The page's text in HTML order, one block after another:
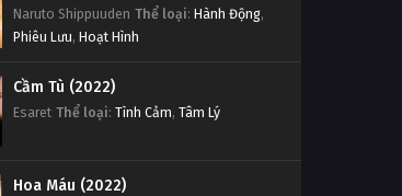
Naruto Shippuuden Thể loại: Hành Động,
Phiêu Lưu, Hoạt Hình
Cầm Tù (2022)
Esaret Thể loại: Tình Cảm, Tâm Lý
Hoa Máu (2022)